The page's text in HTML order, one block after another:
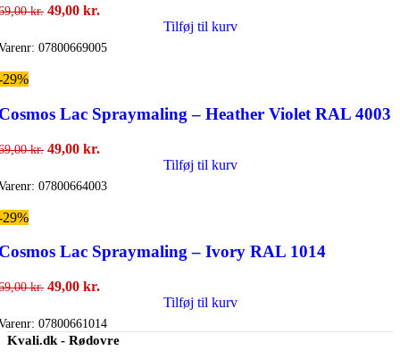
kr. Den
pris
49,00 kr.
pris
Tilføj til kurv
07800669005
29%
Lac Spraymaling – Heather Violet RAL 4003
kr. Den
pris
49,00 kr.
pris
Tilføj til kurv
07800664003
29%
Lac Spraymaling – Ivory RAL 1014
kr. Den
pris
var:
69,00 kr..
49,00 kr.
pris
er:
49,00 kr..
Tilføj til kurv
07800661014
Kvali.dk - Rødovre